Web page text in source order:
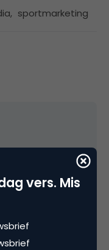
, sportmarketing
, dat was
youre facts
vers. Mis